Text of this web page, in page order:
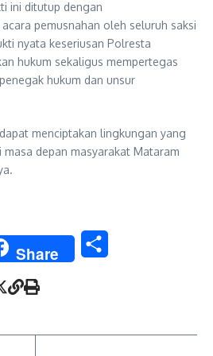
ini ditutup dengan
pemusnahan oleh seluruh saksi
nyata keseriusan Polresta
hukum sekaligus mempertegas
hukum dan unsur
menciptakan lingkungan yang
depan masyarakat Mataram
Share